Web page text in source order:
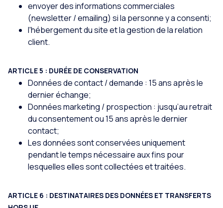
envoyer des informations commerciales
(newsletter / emailing) si la personne y a consenti;
l'hébergement du site et la gestion de la relation
client.
ARTICLE 5 : DURÉE DE CONSERVATION
Données de contact / demande : 15 ans après le
dernier échange;
Données marketing / prospection : jusqu’au retrait
du consentement ou 15 ans après le dernier
contact;
Les données sont conservées uniquement
pendant le temps nécessaire aux fins pour
lesquelles elles sont collectées et traitées.
ARTICLE 6 : DESTINATAIRES DES DONNÉES ET TRANSFERTS